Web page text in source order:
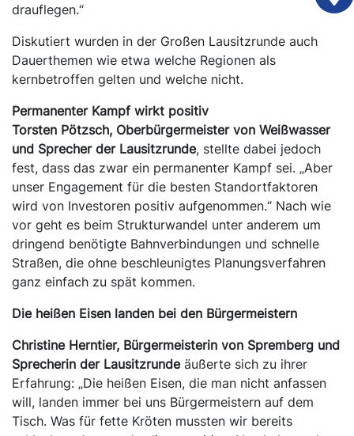
drauflegen.“
Diskutiert wurden in der Großen Lausitzrunde auch
Dauerthemen wie etwa welche Regionen als
kernbetroffen gelten und welche nicht.
Permanenter Kampf wirkt positiv
Torsten Pötzsch, Oberbürgermeister von Weißwasser
und Sprecher der Lausitzrunde, stellte dabei jedoch
fest, dass das zwar ein permanenter Kampf sei. „Aber
unser Engagement für die besten Standortfaktoren
wird von Investoren positiv aufgenommen.“ Nach wie
vor geht es beim Strukturwandel unter anderem um
dringend benötigte Bahnverbindungen und schnelle
Straßen, die ohne beschleunigtes Planungsverfahren
ganz einfach zu spät kommen.
Die heißen Eisen landen bei den Bürgermeistern
Christine Herntier, Bürgermeisterin von Spremberg und
Sprecherin der Lausitzrundeäußerte sich zu ihrer
Erfahrung: „Die heißen Eisen, die man nicht anfassen
will, landen immer bei uns Bürgermeistern auf dem
Tisch. Was für fette Kröten mussten wir bereits